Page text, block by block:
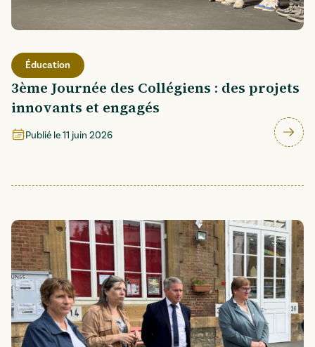
Éducation
3ème Journée des Collégiens : des projets
innovants et engagés
Publié le11 juin 2026